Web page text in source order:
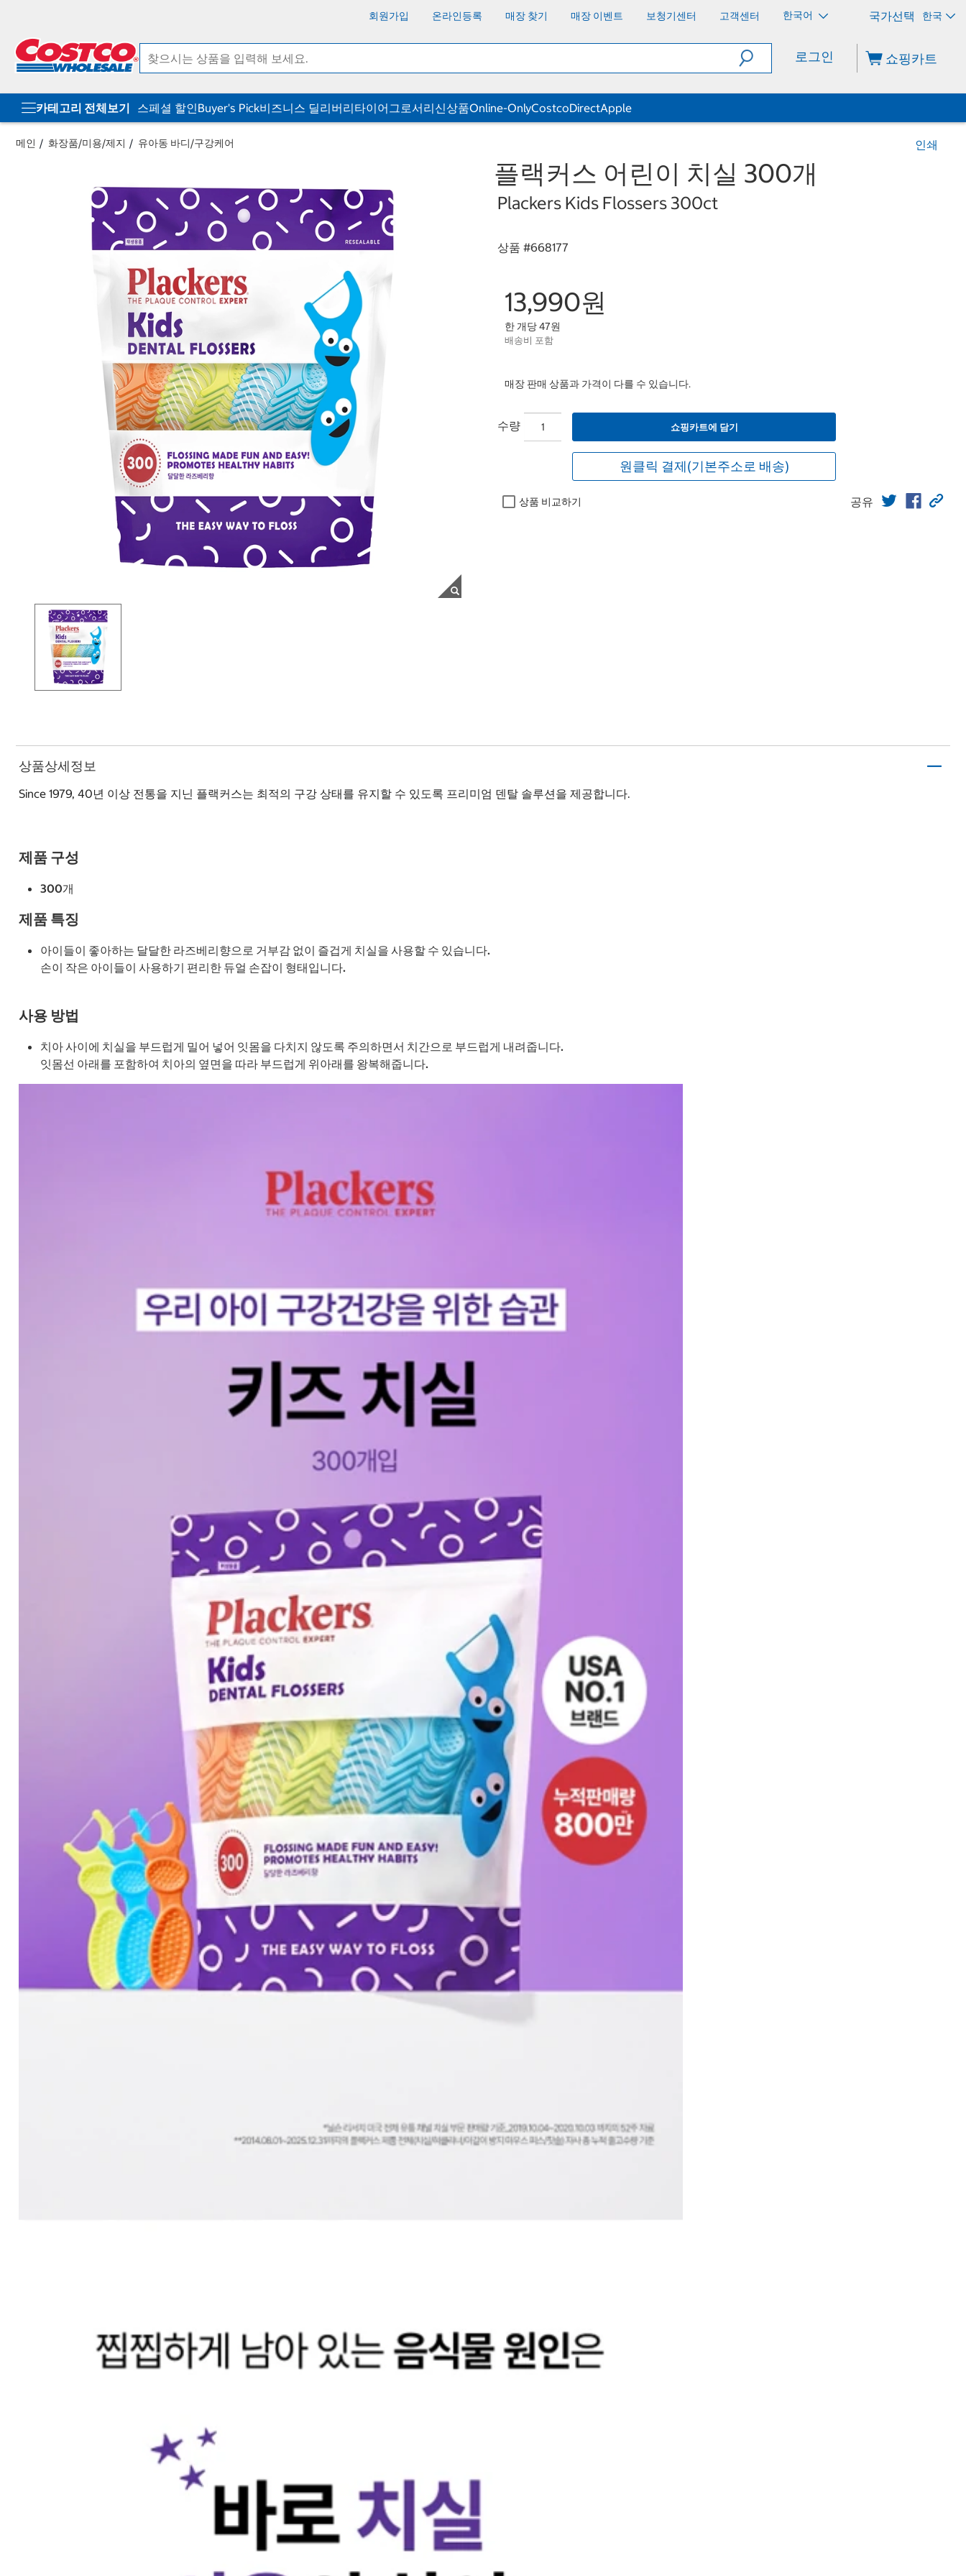
회원가입 온라인등록 매장 찾기 매장 이벤트 보청기센터 고객센터 한국어 한국
로그인 쇼핑카트
카테고리 전체보기 스페셜 할인Buyer's Pick비즈니스 딜리버리타이어그로서리신상품Online-OnlyCostcoDirectApple
메인 화장품/미용/제지 유아동 바디/구강케어 인쇄
플랙커스 어린이 치실 300개
Plackers Kids Flossers 300ct
상품 #668177
13,990원
한 개당 47원
배송비 포함
매장 판매 상품과 가격이 다를 수 있습니다.
수량 쇼핑카트에 담기
원클릭 결제(기본주소로 배송)
상품 비교하기 공유
상품상세정보
Since 1979, 40년 이상 전통을 지닌 플랙커스는 최적의 구강 상태를 유지할 수 있도록 프리미엄 덴탈 솔루션을 제공합니다.
제품 구성
300개
제품 특징
아이들이 좋아하는 달달한 라즈베리향으로 거부감 없이 즐겁게 치실을 사용할 수 있습니다.
손이 작은 아이들이 사용하기 편리한 듀얼 손잡이 형태입니다.
사용 방법
치아 사이에 치실을 부드럽게 밀어 넣어 잇몸을 다치지 않도록 주의하면서 치간으로 부드럽게 내려줍니다.
잇몸선 아래를 포함하여 치아의 옆면을 따라 부드럽게 위아래를 왕복해줍니다.